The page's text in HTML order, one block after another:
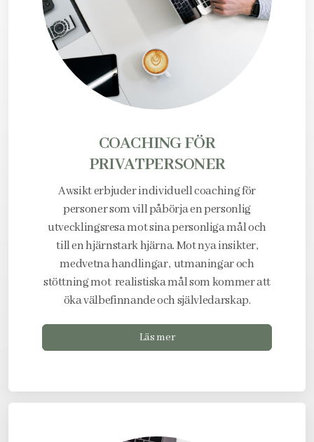
COACHING FÖR
PRIVATPERSONER
Awsikt erbjuder individuell coaching för
personer som vill påbörja en personlig
utvecklingsresa mot sina personliga mål och
till en hjärnstark hjärna. Mot nya insikter,
medvetna handlingar, utmaningar och
stöttning mot realistiska mål som kommer att
öka välbefinnande och självledarskap.
Läs mer